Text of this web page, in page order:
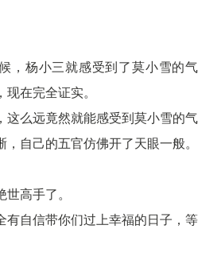
，杨小三就感受到了莫小雪的气
在完全证实。
这么远竟然就能感受到莫小雪的气
自己的五官仿佛开了天眼一般。
高手了。
有自信带你们过上幸福的日子，等